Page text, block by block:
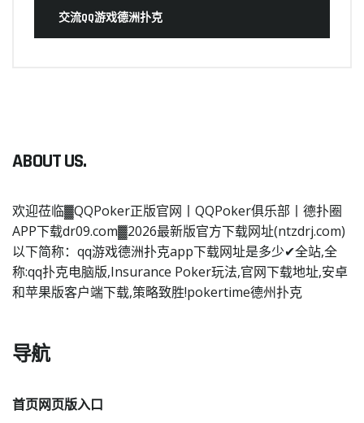
交流QQ游戏德洲扑克
ABOUT US.
欢迎莅临▓QQPoker正版官网丨QQPoker俱乐部丨德扑圈
APP下载dr09.com▓2026最新版官方下载网址(ntzdrj.com)
以下简称：qq游戏德洲扑克app下载网址是多少✔全站,全
称:qq扑克电脑版,Insurance Poker玩法,官网下载地址,安卓
和苹果版客户端下载,策略致胜!pokertime德州扑克
导航
首页网页版入口